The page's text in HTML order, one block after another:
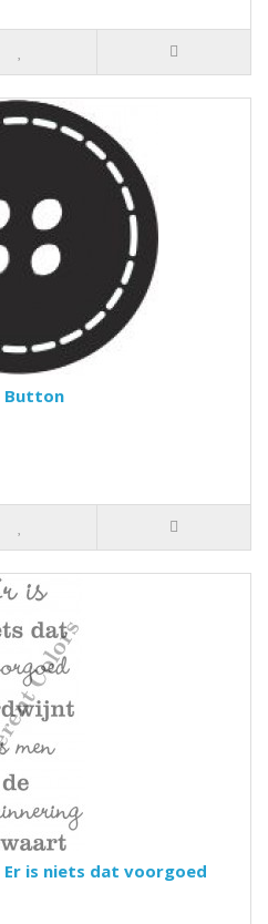
Button
is niets dat voorgoed